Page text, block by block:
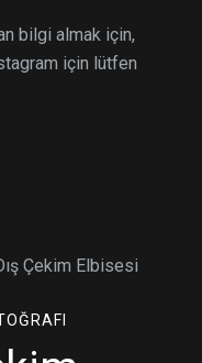
bilgi almak için,
için lütfen